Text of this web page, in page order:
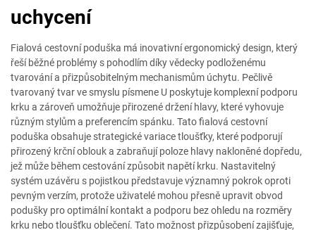
uchycení
Fialová cestovní poduška má inovativní ergonomický design, který
řeší běžné problémy s pohodlím díky vědecky podloženému
tvarování a přizpůsobitelným mechanismům úchytu. Pečlivě
tvarovaný tvar ve smyslu písmene U poskytuje komplexní podporu
krku a zároveň umožňuje přirozené držení hlavy, které vyhovuje
různým stylům a preferencím spánku. Tato fialová cestovní
poduška obsahuje strategické variace tloušťky, které podporují
přirozený krční oblouk a zabraňují poloze hlavy nakloněné dopředu,
jež může během cestování způsobit napětí krku. Nastavitelný
systém uzávěru s pojistkou představuje významný pokrok oproti
pevným verzím, protože uživatelé mohou přesně upravit obvod
podušky pro optimální kontakt a podporu bez ohledu na rozměry
krku nebo tloušťku oblečení. Tato možnost přizpůsobení zajišťuje,